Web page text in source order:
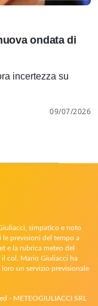
ondata di
incertezza su
09/07/2026
simpatico e noto
le previsioni del tempo a
e la rubrica meteo del
il col. Mario Giuliacci ha
un servizio previsionale
- METEOGIULIACCI SRL